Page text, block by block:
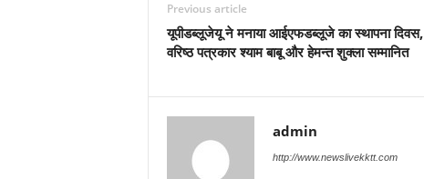
Previous article
यूपीडब्लूजेयू ने मनाया आईएफडब्लूजे का स्थापना दिवस,
वरिष्ठ पत्रकार श्याम बाबू और हेमन्त शुक्ला सम्मानित
admin
http://www.newslivekktt.com